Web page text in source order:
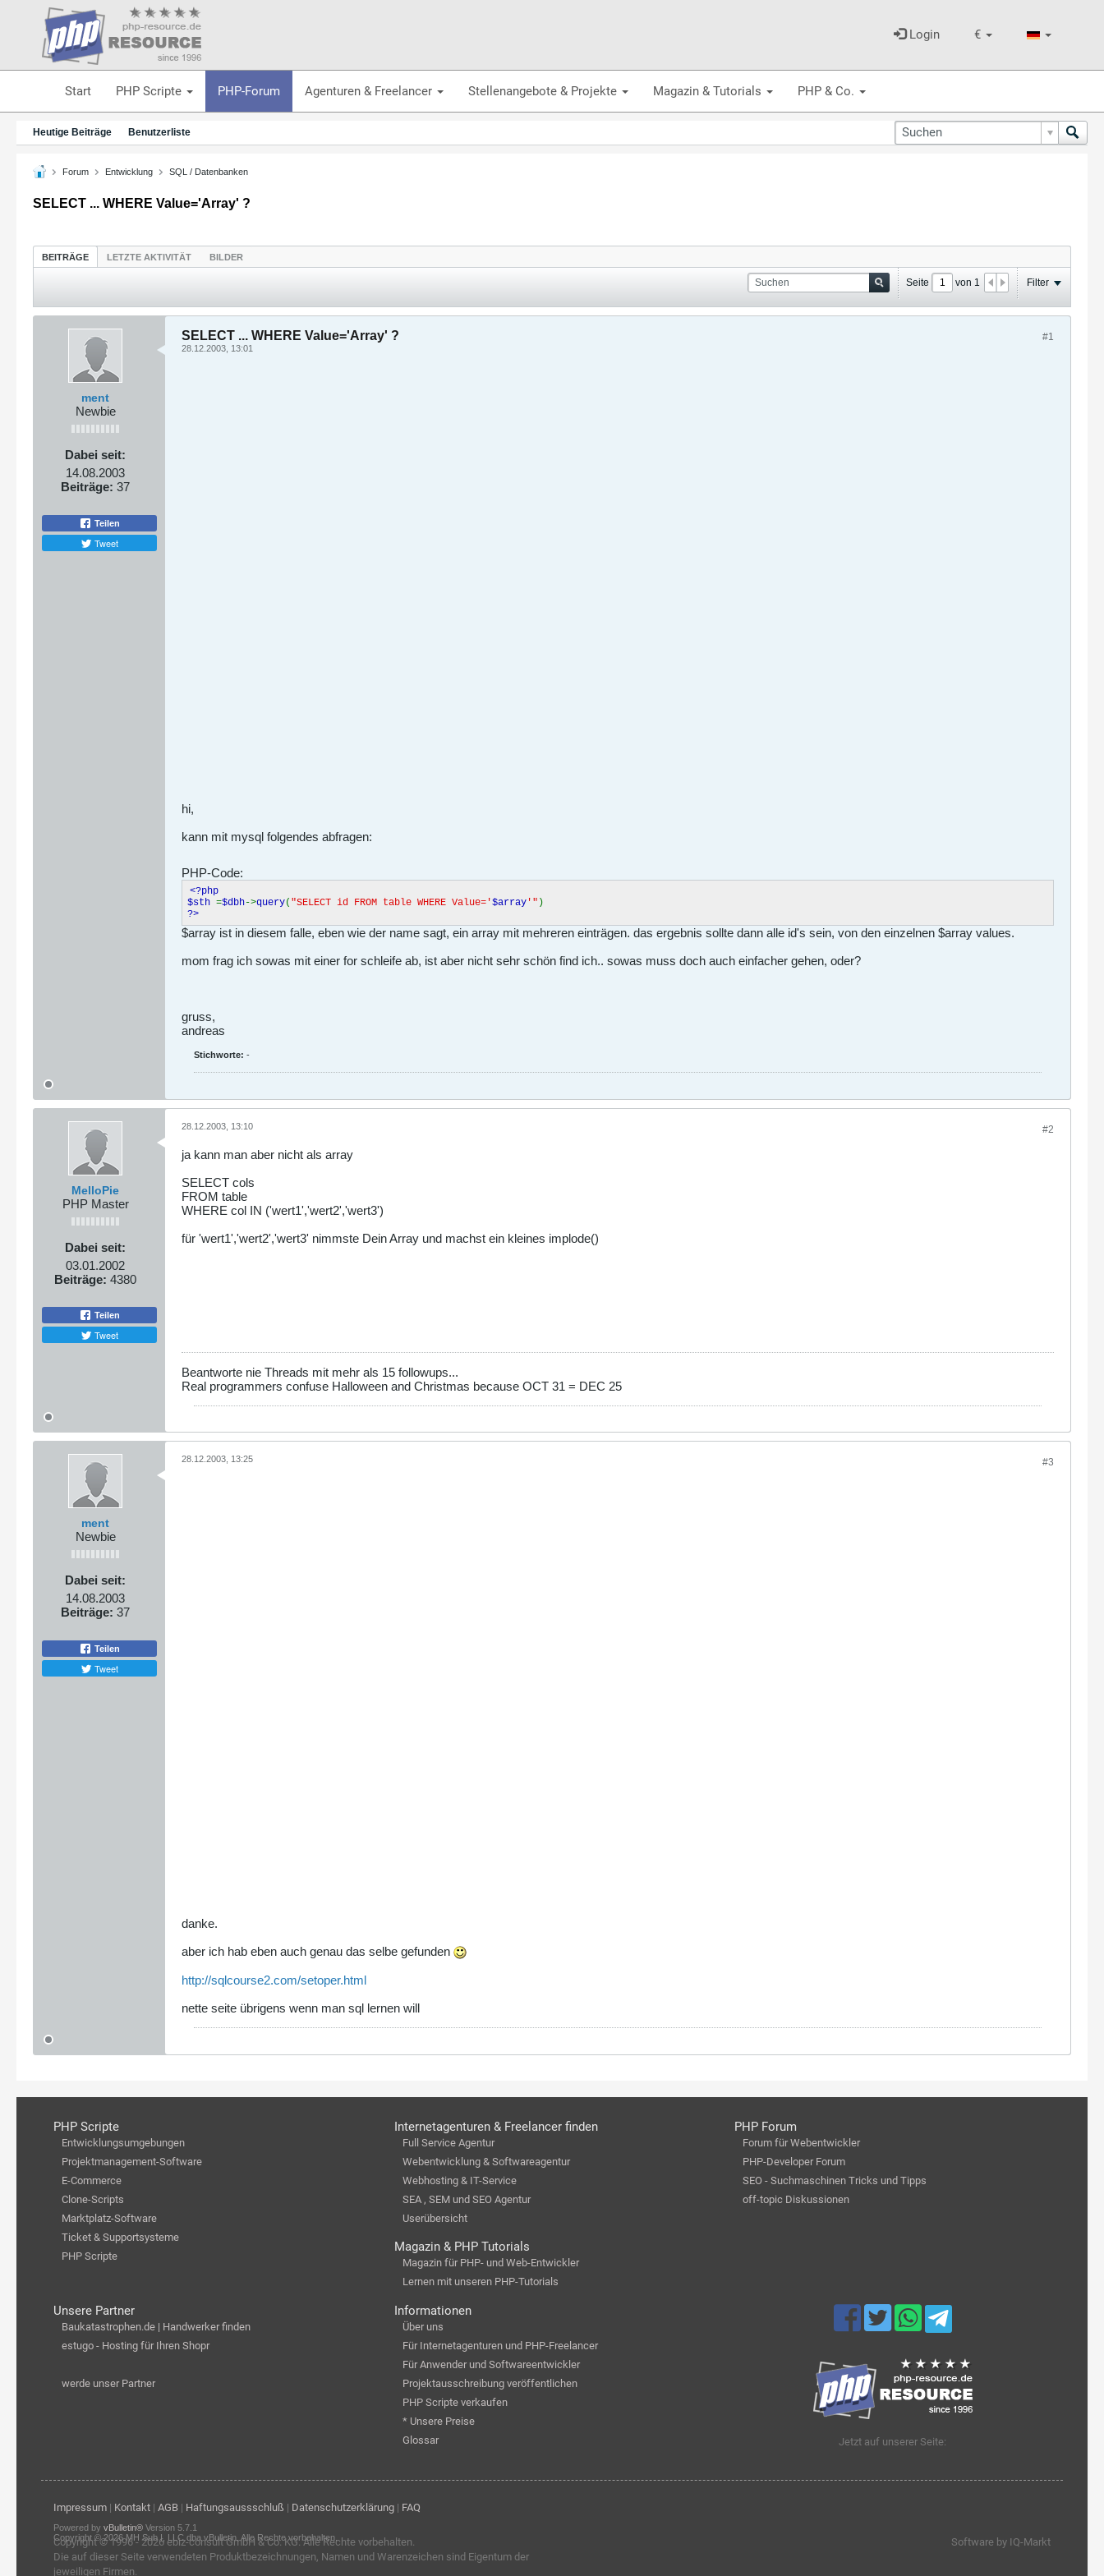
€
Login
Start PHP Scripte PHP-Forum Agenturen & Freelancer Stellenangebote & Projekte Magazin & Tutorials PHP & Co.
Heutige Beiträge Benutzerliste
Forum Entwicklung SQL / Datenbanken
SELECT ... WHERE Value='Array' ?
BEITRÄGE LETZTE AKTIVITÄT BILDER
Seite von 1 Filter
ment
Newbie
Dabei seit:
14.08.2003
Beiträge: 37
Teilen
Tweet
#1
SELECT ... WHERE Value='Array' ?
28.12.2003, 13:01
hi,
kann mit mysql folgendes abfragen:
PHP-Code:
<?php
$sth =$dbh->query( "SELECT id FROM table WHERE Value='$array '" )
?>
$array ist in diesem falle, eben wie der name sagt, ein array mit mehreren einträgen. das ergebnis sollte dann alle id's sein, von den einzelnen $array values.
mom frag ich sowas mit einer for schleife ab, ist aber nicht sehr schön find ich.. sowas muss doch auch einfacher gehen, oder?
gruss,
andreas
Stichworte: -
MelloPie
PHP Master
Dabei seit:
03.01.2002
Beiträge: 4380
Teilen
Tweet
#2
28.12.2003, 13:10
ja kann man aber nicht als array
SELECT cols
FROM table
WHERE col IN ('wert1','wert2','wert3')
für 'wert1','wert2','wert3' nimmste Dein Array und machst ein kleines implode()
Beantworte nie Threads mit mehr als 15 followups...
Real programmers confuse Halloween and Christmas because OCT 31 = DEC 25
ment
Newbie
Dabei seit:
14.08.2003
Beiträge: 37
Teilen
Tweet
#3
28.12.2003, 13:25
danke.
aber ich hab eben auch genau das selbe gefunden
http://sqlcourse2.com/setoper.html
nette seite übrigens wenn man sql lernen will
PHP Scripte
Entwicklungsumgebungen
Projektmanagement-Software
E-Commerce
Clone-Scripts
Marktplatz-Software
Ticket & Supportsysteme
PHP Scripte
Internetagenturen & Freelancer finden
Full Service Agentur
Webentwicklung & Softwareagentur
Webhosting & IT-Service
SEA , SEM und SEO Agentur
Userübersicht
Magazin & PHP Tutorials
Magazin für PHP- und Web-Entwickler
Lernen mit unseren PHP-Tutorials
PHP Forum
Forum für Webentwickler
PHP-Developer Forum
SEO - Suchmaschinen Tricks und Tipps
off-topic Diskussionen
Unsere Partner
Baukatastrophen.de | Handwerker finden
estugo - Hosting für Ihren Shopr
werde unser Partner
Informationen
Über uns
Für Internetagenturen und PHP-Freelancer
Für Anwender und Softwareentwickler
Projektausschreibung veröffentlichen
PHP Scripte verkaufen
* Unsere Preise
Glossar
Jetzt auf unserer Seite:
Impressum| Kontakt| AGB| Haftungsaussschluß | Datenschutzerklärung| FAQ
Copyright © 1996 - 2026 ebiz-consult GmbH & Co. KG. Alle Rechte vorbehalten.
Die auf dieser Seite verwendeten Produktbezeichnungen, Namen und Warenzeichen sind Eigentum der
jeweiligen Firmen.
Software by IQ-Markt
Powered by vBulletin®Version 5.7.1
Copyright © 2026 MH Sub I, LLC dba vBulletin. Alle Rechte vorbehalten.